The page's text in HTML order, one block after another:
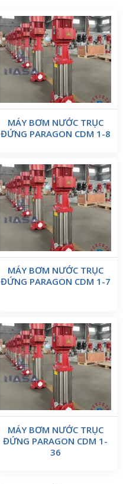
MÁY BƠM NƯỚC TRỤC
ĐỨNG PARAGON CDM 1-8
MÁY BƠM NƯỚC TRỤC
ĐỨNG PARAGON CDM 1-7
MÁY BƠM NƯỚC TRỤC
ĐỨNG PARAGON CDM 1-
36